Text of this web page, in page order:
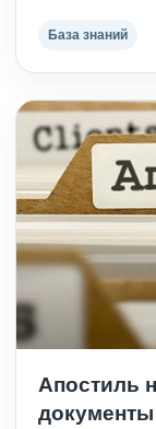
База знаний
Апостиль
документы